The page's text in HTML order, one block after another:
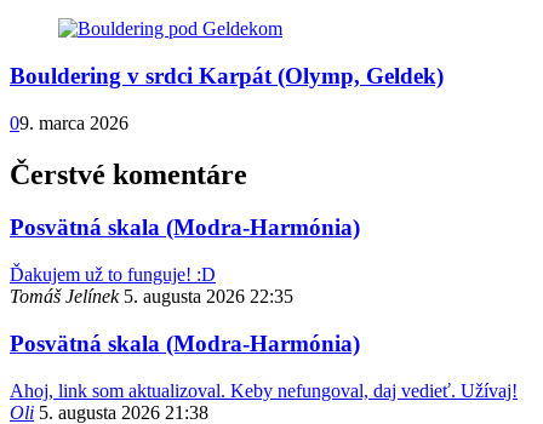
Bouldering v srdci Karpát (Olymp, Geldek)
09. marca 2026
Čerstvé komentáre
Posvätná skala (Modra-Harmónia)
Ďakujem už to funguje! :D
Tomáš Jelínek 5. augusta 2026 22:35
Posvätná skala (Modra-Harmónia)
Ahoj, link som aktualizoval. Keby nefungoval, daj vedieť. Užívaj!
Oli 5. augusta 2026 21:38